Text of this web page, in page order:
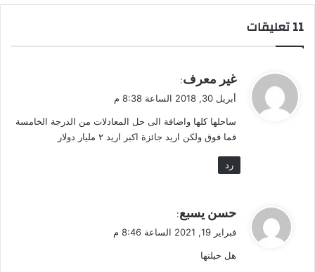
‫11 تعليقات
ي
ق
ل
غير معرف:
أبريل 30, 2018 الساعة 8:38 م
ساحلها كلها واضافة الى حل المعادلات من الدرجة الخامسة
فما فوق ولكن اريد جائزة اكبر اريد ٢ مليار دولار
رد
ي
ل
حسن يسبع:
فبراير 19, 2021 الساعة 8:46 م
هل حيلتها